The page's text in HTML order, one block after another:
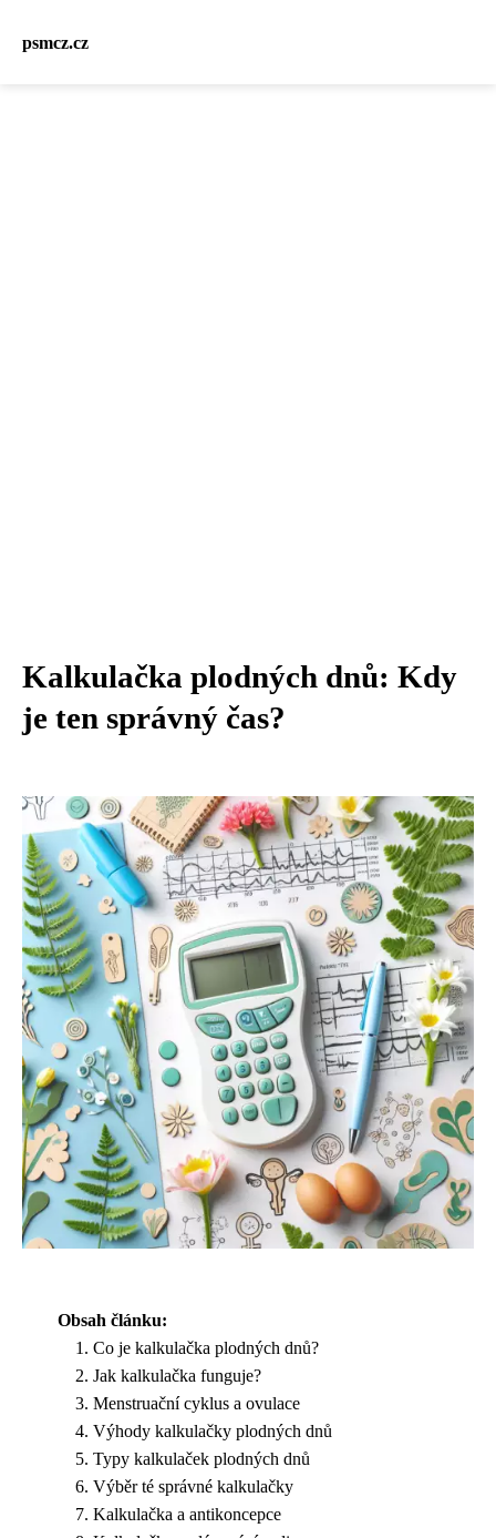
psmcz.cz
Kalkulačka plodných dnů: Kdy
je ten správný čas?
Obsah článku:
Co je kalkulačka plodných dnů?
Jak kalkulačka funguje?
Menstruační cyklus a ovulace
Výhody kalkulačky plodných dnů
Typy kalkulaček plodných dnů
Výběr té správné kalkulačky
Kalkulačka a antikoncepce